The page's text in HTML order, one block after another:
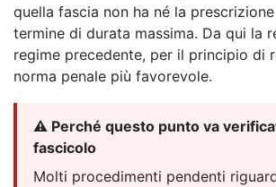
quella fascia non ha né la
termine di durata massima. Da qui la
regime precedente, per il principio di
norma penale più favorevole.
⚠️ Perché questo punto va
fascicolo
Molti procedimenti pendenti